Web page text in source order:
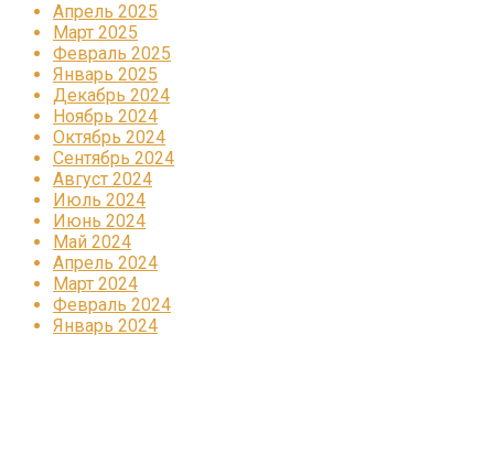
Апрель 2025
Март 2025
Февраль 2025
Январь 2025
Декабрь 2024
Ноябрь 2024
Октябрь 2024
Сентябрь 2024
Август 2024
Июль 2024
Июнь 2024
Май 2024
Апрель 2024
Март 2024
Февраль 2024
Январь 2024